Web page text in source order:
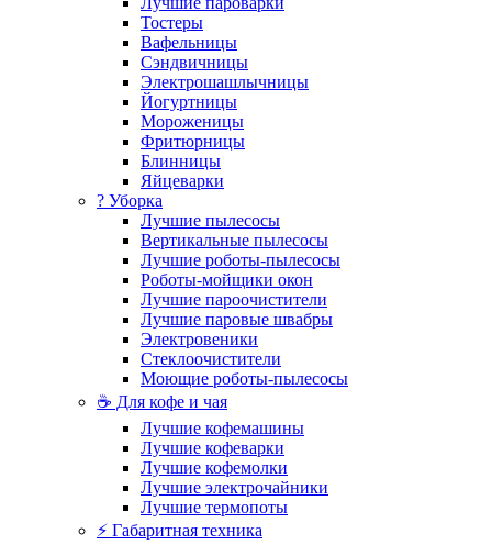
Тостеры
Вафельницы
Сэндвичницы
Электрошашлычницы
Йогуртницы
Мороженицы
Фритюрницы
Блинницы
Яйцеварки
? Уборка
Лучшие пылесосы
Вертикальные пылесосы
Лучшие роботы-пылесосы
Роботы-мойщики окон
Лучшие пароочистители
Лучшие паровые швабры
Электровеники
Стеклоочистители
Моющие роботы-пылесосы
☕ Для кофе и чая
Лучшие кофемашины
Лучшие кофеварки
Лучшие кофемолки
Лучшие электрочайники
Лучшие термопоты
⚡ Габаритная техника